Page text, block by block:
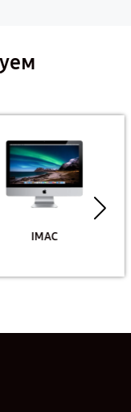
IMAC